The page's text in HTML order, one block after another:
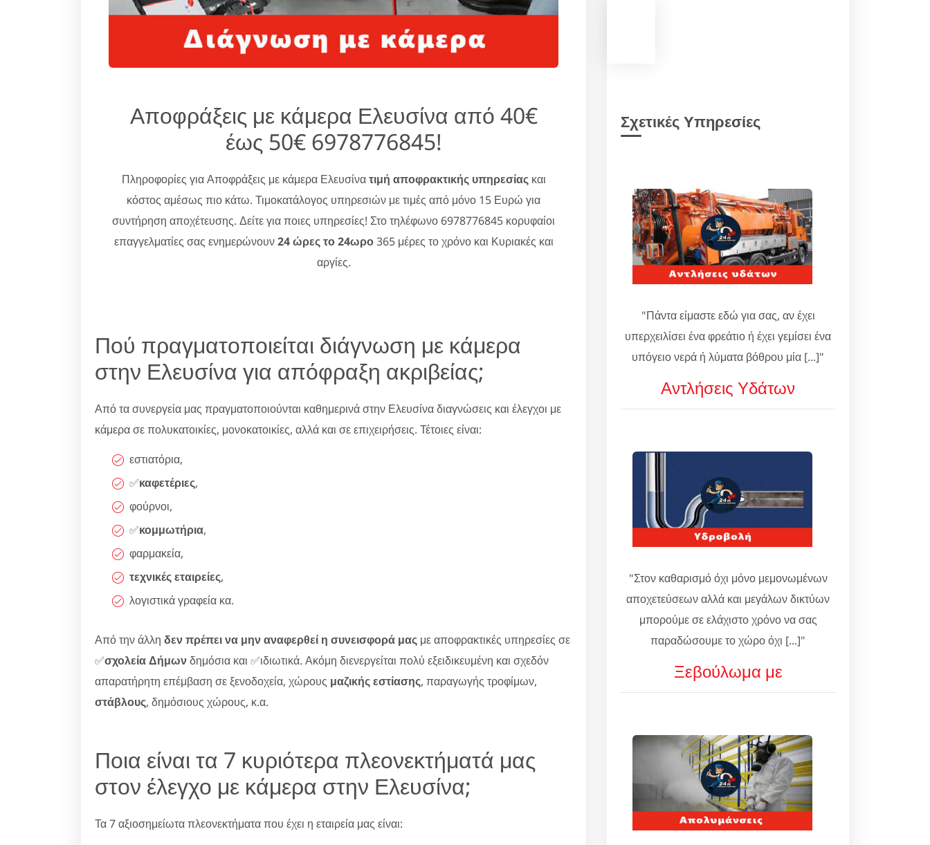
Αποφράξεις με κάμερα Ελευσίνα από 40€
έως 50€ 6978776845!
Πληροφορίες για Αποφράξεις με κάμερα Ελευσίνατιμή αποφρακτικής υπηρεσίαςκαι
κόστος αμέσως πιο κάτω. Τιμοκατάλογος υπηρεσιών με τιμές από μόνο 15 Ευρώ για
συντήρηση αποχέτευσης. Δείτε για ποιες υπηρεσίες! Στο τηλέφωνο 6978776845 κορυφαίοι
επαγγελματίες σας ενημερώνουν24 ώρες το 24ωρο365 μέρες το χρόνο και Κυριακές και
αργίες.
Πού πραγματοποιείται διάγνωση με κάμερα
στην Ελευσίνα για απόφραξη ακριβείας;
Από τα συνεργεία μας πραγματοποιούνται καθημερινά στην Ελευσίνα διαγνώσεις και έλεγχοι με
κάμερα σε πολυκατοικίες, μονοκατοικίες, αλλά και σε επιχειρήσεις. Τέτοιες είναι:
εστιατόρια,
✅καφετέριες,
φούρνοι,
✅κομμωτήρια,
φαρμακεία,
τεχνικές εταιρείες,
λογιστικά γραφεία κα.
Από την άλλη δεν πρέπει να μην αναφερθεί η συνεισφορά μας με αποφρακτικές υπηρεσίες σε
✅σχολεία Δήμωνδημόσια και ✅ιδιωτικά. Ακόμη διενεργείται πολύ εξειδικευμένη και σχεδόν
απαρατήρητη επέμβαση σε ξενοδοχεία, χώρους μαζικής εστίασης, παραγωγής τροφίμων,
στάβλους, δημόσιους χώρους, κ.α.
Ποια είναι τα 7 κυριότερα πλεονεκτήματά μας
στον έλεγχο με κάμερα στην Ελευσίνα;
Τα 7 αξιοσημείωτα πλεονεκτήματα που έχει η εταιρεία μας είναι:
Σχετικές Υπηρεσίες
"Πάντα είμαστε εδώ για σας, αν έχει
υπερχειλίσει ένα φρεάτιο ή έχει γεμίσει ένα
υπόγειο νερά ή λύματα βόθρου μία [...]"
Αντλήσεις Υδάτων
"Στον καθαρισμό όχι μόνο μεμονωμένων
αποχετεύσεων αλλά και μεγάλων δικτύων
μπορούμε σε ελάχιστο χρόνο να σας
παραδώσουμε το χώρο όχι [...]"
Ξεβούλωμα με